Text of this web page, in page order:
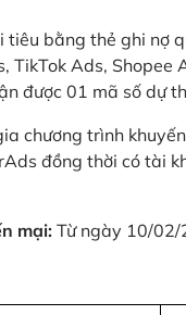
tiêu bằng thẻ ghi nợ
TikTok Ads,
được 01 mã số dự
chương trình
đồng thời có tài
mại: Từ ngày 10/